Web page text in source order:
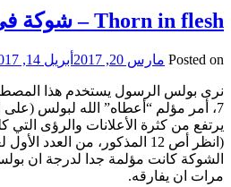
Thorn in flesh – شوكة في الجسد
Posted on مارس 20, 2017 أبريل 14, 2017
7، أمر مؤلم “أعطاه” الله لبولس
يرتفع من كثرة الأعلانات والرؤى التي
الشوكة كانت مؤلمة جدا لدرجة ان
مرات ان يفارقه.